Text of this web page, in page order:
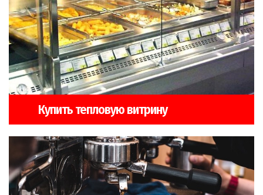
Купить тепловую витрину